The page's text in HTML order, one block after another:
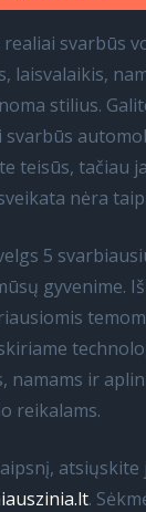
svarbūs
laisvalaikis,
stilius.
svarbūs
teisūs, tačiau
nėra
5
gyvenime.
namams ir
reikalams.
atsiųskite
.